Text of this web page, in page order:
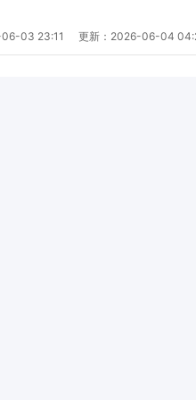
03 23:11 更新： 2026-06-04